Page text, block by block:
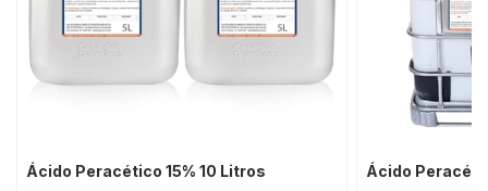
Ácido Peracético 15% 10 Litros Ácido